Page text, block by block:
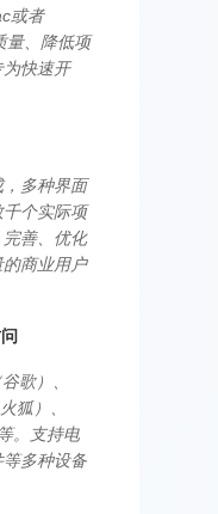
或者
量、降低项
为快速开
多种界面
个实际项
善、优化
商业用户
歌）、
狐）、
。支持电
多种设备